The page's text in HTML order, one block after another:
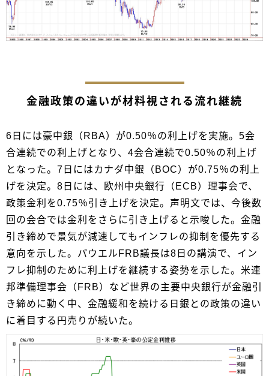
金融政策の違いが材料視される流れ継続
6日には豪中銀（RBA）が0.50％の利上げを実施。5会
合連続での利上げとなり、4会合連続で0.50％の利上げ
となった。7日にはカナダ中銀（BOC）が0.75％の利上
げを決定。8日には、欧州中央銀行（ECB）理事会で、
政策金利を0.75％引き上げを決定。声明文では、今後数
回の会合では金利をさらに引き上げると示唆した。金融
引き締めで景気が減速してもインフレの抑制を優先する
意向を示した。パウエルFRB議長は8日の講演で、イン
フレ抑制のために利上げを継続する姿勢を示した。米連
邦準備理事会（FRB）など世界の主要中央銀行が金融引
き締めに動く中、金融緩和を続ける日銀との政策の違い
に着目する円売りが続いた。